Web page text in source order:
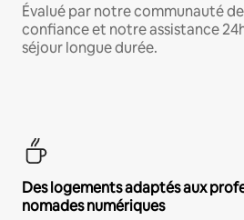
Évalué par notre communauté
confiance et notre assistance
séjour longue durée.
Des logements adaptés aux
nomades numériques